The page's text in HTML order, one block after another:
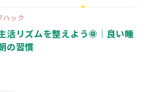
ハック
活リズムを整えよう🌞｜良い睡
の習慣